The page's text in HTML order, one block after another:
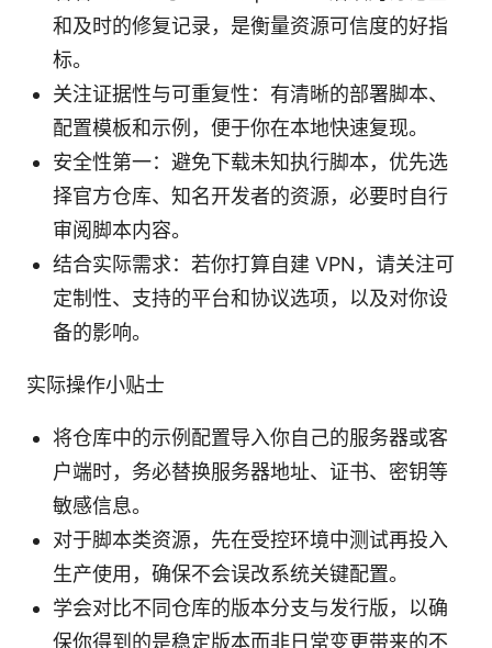
和及时的修复记录，是衡量资源可信度的好指
标。
关注证据性与可重复性：有清晰的部署脚本、
配置模板和示例，便于你在本地快速复现。
安全性第一：避免下载未知执行脚本，优先选
择官方仓库、知名开发者的资源，必要时自行
审阅脚本内容。
结合实际需求：若你打算自建 VPN，请关注可
定制性、支持的平台和协议选项，以及对你设
备的影响。
实际操作小贴士
将仓库中的示例配置导入你自己的服务器或客
户端时，务必替换服务器地址、证书、密钥等
敏感信息。
对于脚本类资源，先在受控环境中测试再投入
生产使用，确保不会误改系统关键配置。
学会对比不同仓库的版本分支与发行版，以确
保你得到的是稳定版本而非日常变更带来的不